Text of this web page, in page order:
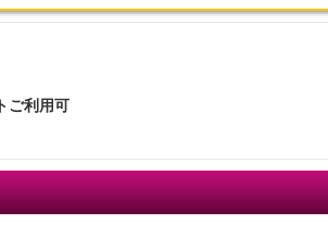
ご利用可